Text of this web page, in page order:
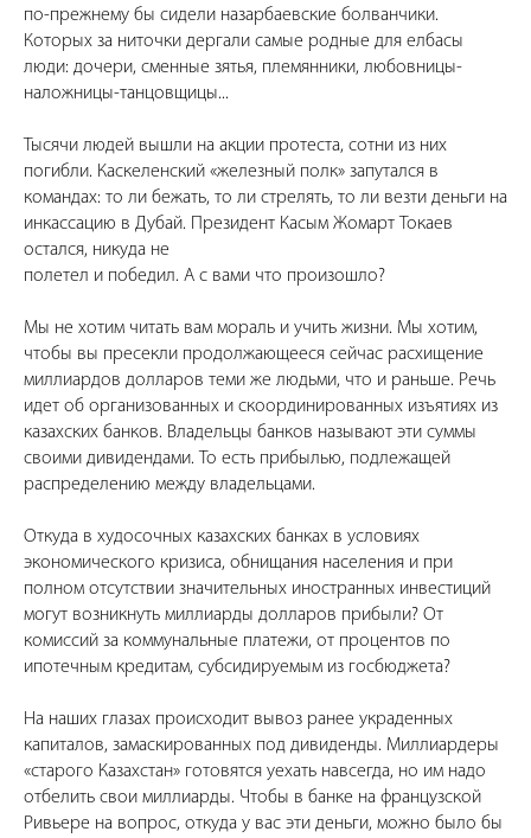
по-прежнему бы сидели назарбаевские болванчики.
Которых за ниточки дергали самые родные для елбасы
люди: дочери, сменные зятья, племянники, любовницы-
наложницы-танцовщицы...
Тысячи людей вышли на акции протеста, сотни из них
погибли. Каскеленский «железный полк» запутался в
командах: то ли бежать, то ли стрелять, то ли везти деньги на
инкассацию в Дубай. Президент Касым Жомарт Токаев
остался, никуда не
полетел и победил. А с вами что произошло?
Мы не хотим читать вам мораль и учить жизни. Мы хотим,
чтобы вы пресекли продолжающееся сейчас расхищение
миллиардов долларов теми же людьми, что и раньше. Речь
идет об организованных и скоординированных изъятиях из
казахских банков. Владельцы банков называют эти суммы
своими дивидендами. То есть прибылью, подлежащей
распределению между владельцами.
Откуда в худосочных казахских банках в условиях
экономического кризиса, обнищания населения и при
полном отсутствии значительных иностранных инвестиций
могут возникнуть миллиарды долларов прибыли? От
комиссий за коммунальные платежи, от процентов по
ипотечным кредитам, субсидируемым из госбюджета?
На наших глазах происходит вывоз ранее украденных
капиталов, замаскированных под дивиденды. Миллиардеры
«старого Казахстан» готовятся уехать навсегда, но им надо
отбелить свои миллиарды. Чтобы в банке на французской
Ривьере на вопрос, откуда у вас эти деньги, можно было бы